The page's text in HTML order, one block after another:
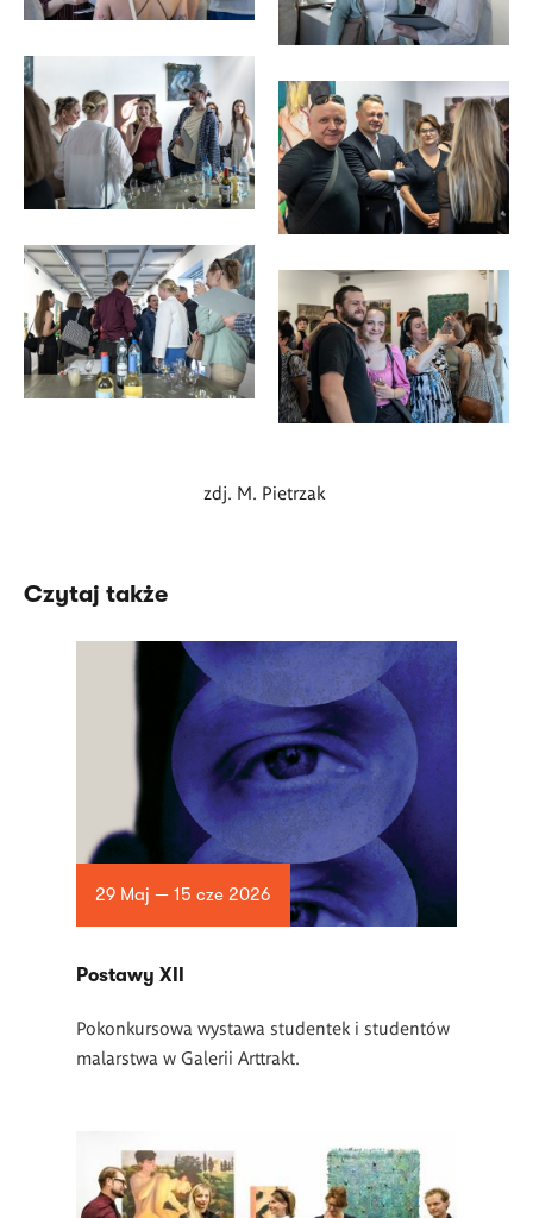
zdj. M. Pietrzak
Czytaj także
29 Maj — 15 cze 2026
Postawy XII
Pokonkursowa wystawa studentek i studentów
malarstwa w Galerii Arttrakt.